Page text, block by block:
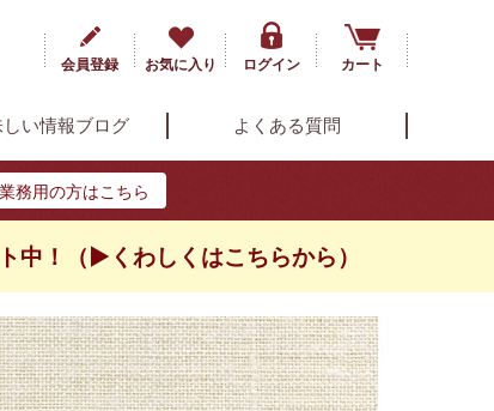
会員登録
お気に入り ログイン カート
しい情報ブログ よくある質問
業務用の方はこちら
中！（▶くわしくはこちらから）